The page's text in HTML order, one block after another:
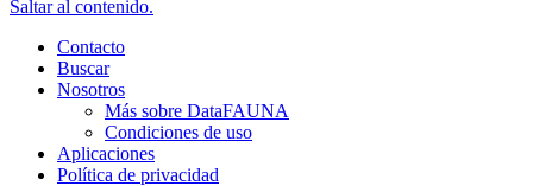
Saltar al contenido.
Contacto
Buscar
Nosotros
Más sobre DataFAUNA
Condiciones de uso
Aplicaciones
Política de privacidad